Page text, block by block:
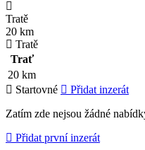
Tratě
20 km
Tratě
Trať
20 km
Startovné
Přidat inzerát
Zatím zde nejsou žádné
Přidat první inzerát